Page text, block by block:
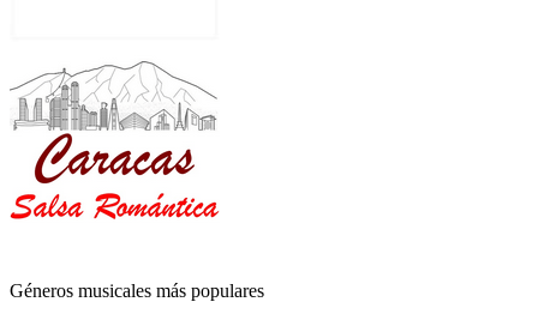
Géneros musicales más populares